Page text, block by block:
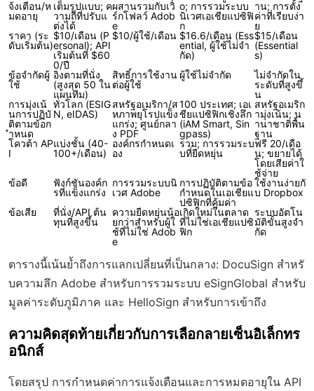
จ้งเตือน/ห
มดอายุ
เต็มรูปแบบ; ค
วามถี่ที่ปรับแ
ต่งได้
ผสานรวมกับเวิ
ร์กโฟลว์ Adob
e
o; การรวมระบบ
นิเวศเอเชียแปซิฟิ
ก
าน; การตั้ง
ค่าที่เรียบง่า
ย
ราคา (ระ
ดับเริ่มต้น)
$10/เดือน (P
ersonal); API
เริ่มต้นที่ $60
0/ปี
$10/ผู้ใช้/เดือน $16.6/เดือน (Ess
ential, ผู้ใช้ไม่จำ
กัด)
$15/เดือน
(Essential
s)
ข้อจำกัดผู้
ใช้
อิงตามที่นั่ง
(สูงสุด 50 ใน
แผนทีม)
สิทธิ์การใช้งาน
ต่อผู้ใช้
ผู้ใช้ไม่จำกัด
ไม่จำกัดใน
ระดับที่สูงขึ้
น
การมุ่งเน้
นการปฏิบั
ติตามข้อก
ำหนด
ทั่วโลก (ESIG
N, eIDAS)
สหรัฐอเมริกา/ส
หภาพยุโรปแข็ง
แกร่ง; ศูนย์กลา
ง PDF
100 ประเทศ; เอเ
ชียแปซิฟิกเชิงลึก
(iAM Smart, Sin
gpass)
สหรัฐอเมริก
ามุ่งเน้น; น
านาชาติพื้น
ฐาน
โควต้า AP
I
แบ่งชั้น (40-
100+/เดือน)
องค์กรกำหนดเ
อง
รวม; การรวมระบ
บที่ยืดหยุ่น
ฟรี 20/เดือ
น; ขยายได้
โดยเสียค่าใ
ช้จ่าย
ข้อดี
ฟังก์ชันองค์ก
รที่แข็งแกร่ง
การรวมระบบนิ
เวศ Adobe
การปฏิบัติตามข้อ
กำหนดในเอเชียแ
ปซิฟิกที่คุ้มค่า
ใช้งานง่ายกั
บ Dropbox
ข้อเสีย
ที่นั่ง/API ต้น
ทุนที่สูงขึ้น
ความยืดหยุ่นน้อ
ยกว่าสำหรับผู้ใ
ช้ที่ไม่ใช่ Adob
e
เกิดใหม่ในตลาด
ที่ไม่ใช่เอเชียแปซิ
ฟิก
ระบบอัตโน
มัติขั้นสูงจำ
กัด
ตารางนี้เน้นย้ำถึงการแลกเปลี่ยนที่เป็นกลาง: DocuSign สำหรั
บความลึก Adobe สำหรับการรวมระบบ eSignGlobal สำหรับ
มูลค่าระดับภูมิภาค และ HelloSign สำหรับการเข้าถึง
ความคิดสุดท้ายเกี่ยวกับการเลือกลายเซ็นอิเล็กทร
อนิกส์
โดยสรุป การกำหนดค่าการแจ้งเตือนและการหมดอายุใน API